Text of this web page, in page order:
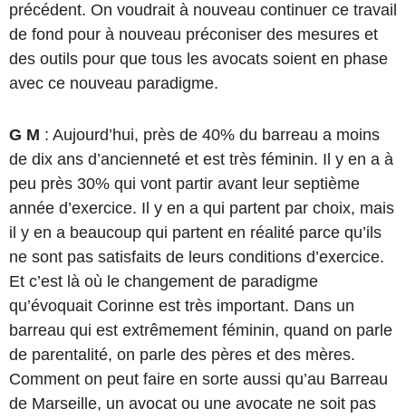
précédent. On voudrait à nouveau continuer ce travail
de fond pour à nouveau préconiser des mesures et
des outils pour que tous les avocats soient en phase
avec ce nouveau paradigme.
G M : Aujourd’hui, près de 40% du barreau a moins
de dix ans d’ancienneté et est très féminin. Il y en a à
peu près 30% qui vont partir avant leur septième
année d’exercice. Il y en a qui partent par choix, mais
il y en a beaucoup qui partent en réalité parce qu’ils
ne sont pas satisfaits de leurs conditions d’exercice.
Et c’est là où le changement de paradigme
qu’évoquait Corinne est très important. Dans un
barreau qui est extrêmement féminin, quand on parle
de parentalité, on parle des pères et des mères.
Comment on peut faire en sorte aussi qu’au Barreau
de Marseille, un avocat ou une avocate ne soit pas